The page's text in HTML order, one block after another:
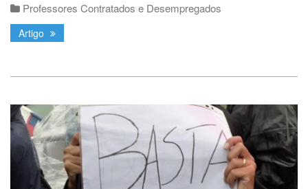
Professores Contratados e Desempregados
Artigo